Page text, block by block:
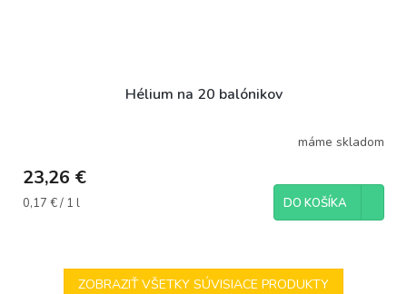
Hélium na 20 balónikov
máme skladom
23,26 €
Jednotková
0,17 € / 1 l DO KOŠÍKA
ZOBRAZIŤ VŠETKY SÚVISIACE PRODUKTY